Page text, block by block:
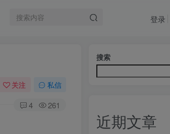
登录
关注 私信
4 261
搜索
近期文章